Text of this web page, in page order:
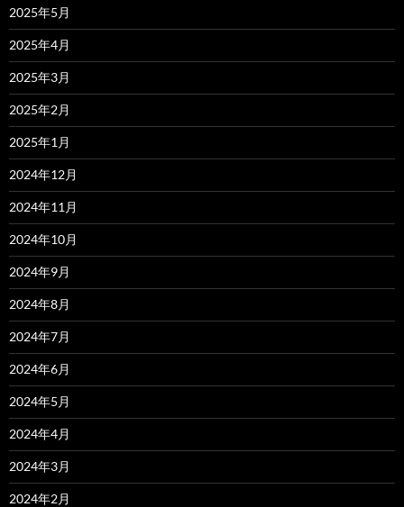
2025年5月
2025年4月
2025年3月
2025年2月
2025年1月
2024年12月
2024年11月
2024年10月
2024年9月
2024年8月
2024年7月
2024年6月
2024年5月
2024年4月
2024年3月
2024年2月